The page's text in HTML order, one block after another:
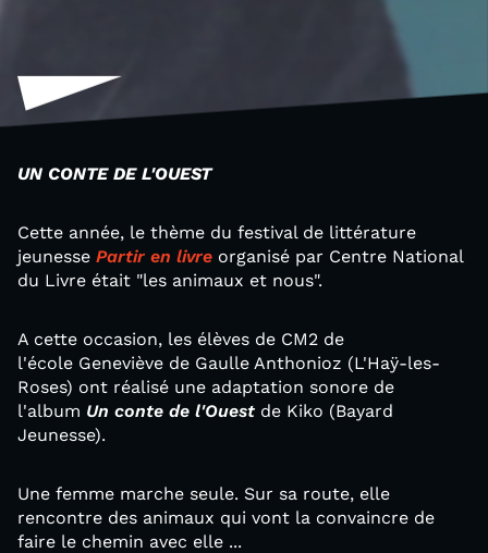
UN CONTE DE L'OUEST
Cette année, le thème du festival de littérature
jeunesse Partir en livre organisé par Centre National
du Livre était "les animaux et nous".
A cette occasion, les élèves de CM2 de
l'école Geneviève de Gaulle Anthonioz (L'Haÿ-les-
Roses) ont réalisé une adaptation sonore de
l'album Un conte de l'Ouest de Kiko (Bayard
Jeunesse).
Une femme marche seule. Sur sa route, elle
rencontre des animaux qui vont la convaincre de
faire le chemin avec elle ...